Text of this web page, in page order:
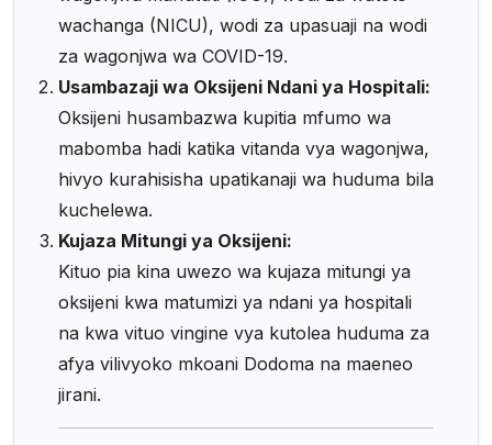
wachanga (NICU), wodi za upasuaji na wodi
za wagonjwa wa COVID-19.
Usambazaji wa Oksijeni Ndani ya Hospitali:
Oksijeni husambazwa kupitia mfumo wa
mabomba hadi katika vitanda vya wagonjwa,
hivyo kurahisisha upatikanaji wa huduma bila
kuchelewa.
Kujaza Mitungi ya Oksijeni:
Kituo pia kina uwezo wa kujaza mitungi ya
oksijeni kwa matumizi ya ndani ya hospitali
na kwa vituo vingine vya kutolea huduma za
afya vilivyoko mkoani Dodoma na maeneo
jirani.